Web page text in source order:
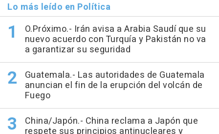
Lo más leído en Política
O.Próximo.- Irán avisa a Arabia Saudí que su
nuevo acuerdo con Turquía y Pakistán no va
a garantizar su seguridad
Guatemala.- Las autoridades de Guatemala
anuncian el fin de la erupción del volcán de
Fuego
China/Japón.- China reclama a Japón que